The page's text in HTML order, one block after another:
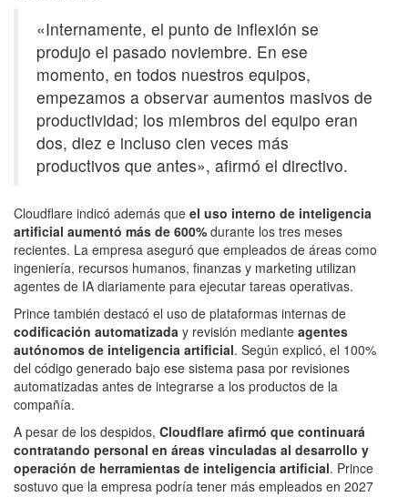
«Internamente, el punto de inflexión se
produjo el pasado noviembre. En ese
momento, en todos nuestros equipos,
empezamos a observar aumentos masivos de
productividad; los miembros del equipo eran
dos, diez e incluso cien veces más
productivos que antes», afirmó el directivo.
Cloudflare indicó además que el uso interno de inteligencia
artificial aumentó más de 600% durante los tres meses
recientes. La empresa aseguró que empleados de áreas como
ingeniería, recursos humanos, finanzas y marketing utilizan
agentes de IA diariamente para ejecutar tareas operativas.
Prince también destacó el uso de plataformas internas de
codificación automatizada y revisión mediante agentes
autónomos de inteligencia artificial. Según explicó, el 100%
del código generado bajo ese sistema pasa por revisiones
automatizadas antes de integrarse a los productos de la
compañía.
A pesar de los despidos, Cloudflare afirmó que continuará
contratando personal en áreas vinculadas al desarrollo y
operación de herramientas de inteligencia artificial. Prince
sostuvo que la empresa podría tener más empleados en 2027